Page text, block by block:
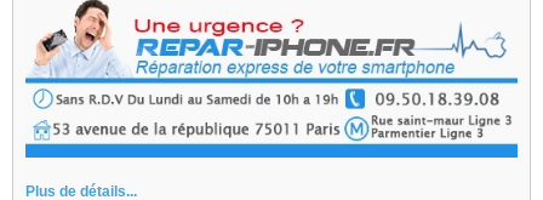
Plus de détails...